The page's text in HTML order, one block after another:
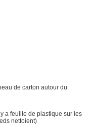
de carton autour du
a feuille de plastique sur les
nettoient)